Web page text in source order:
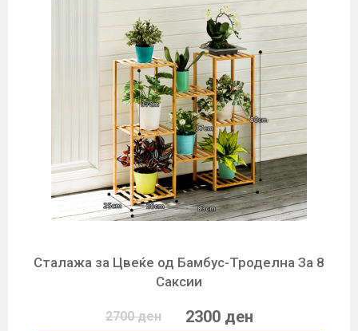
Сталажа за Цвеќе од Бамбус-Троделна За 8
Саксии
2700 ден 2300 ден